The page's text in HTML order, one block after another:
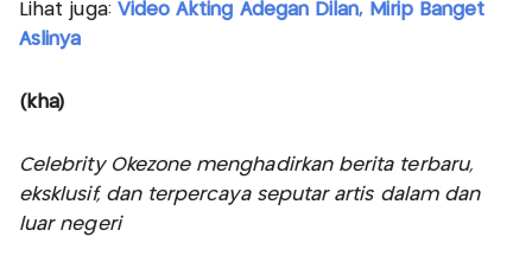
Lihat juga: Video Akting Adegan Dilan, Mirip Banget
Aslinya
(kha)
Celebrity Okezone menghadirkan berita terbaru,
eksklusif, dan terpercaya seputar artis dalam dan
luar negeri